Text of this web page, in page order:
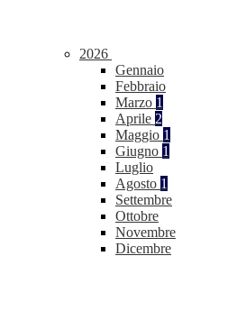
2026
Gennaio
Febbraio
Marzo 1
Aprile 2
Maggio 1
Giugno 1
Luglio
Agosto 1
Settembre
Ottobre
Novembre
Dicembre